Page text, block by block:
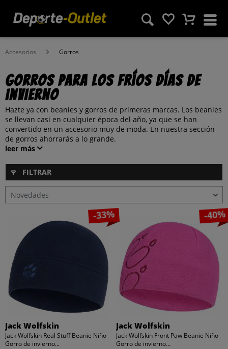
Accesorios Gorros
Gorros para los fríos días de
invierno
Hazte ya con beanies y gorros de primeras marcas. Los beanies
se llevan casi en cualquier época del año, ya que se han
convertido en un accesorio muy de moda. En nuestra sección
de gorros ahorrarás a lo grande.
leer más
FILTRAR
-33%
Jack Wolfskin
Jack Wolfskin Real Stuff Beanie Niño
Gorro de invierno...
-40%
Jack Wolfskin
Jack Wolfskin Front Paw Beanie Niño
Gorro de invierno...